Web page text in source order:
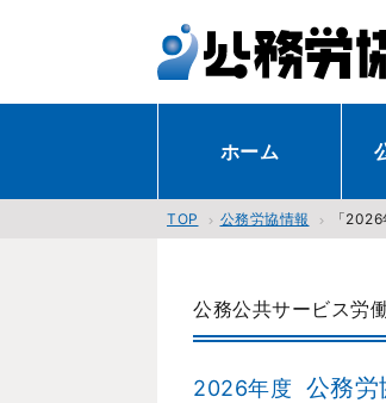
ホーム
TOP 公務労協情報 「
公務公共サービス労
2026年度 公務労